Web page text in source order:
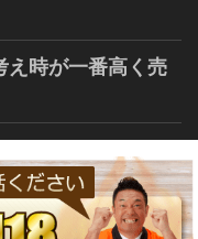
時が一番高く売